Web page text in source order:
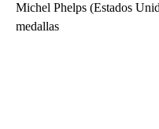
Michel Phelps (Estados
medallas